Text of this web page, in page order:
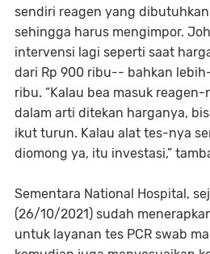
sendiri reagen yang dibutuhkan
sehingga harus mengimpor.
intervensi lagi seperti saat
dari Rp 900 ribu-- bahkan
ribu. “Kalau bea masuk
dalam arti ditekan harganya,
ikut turun. Kalau alat tes-nya
diomong ya, itu investasi,”
Sementara National Hospital,
(26/10/2021) sudah
untuk layanan tes PCR swab